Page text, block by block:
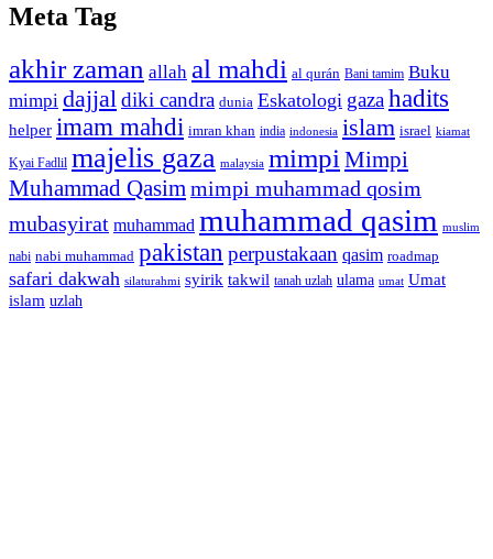
Meta Tag
akhir zaman allah al mahdi al qurán Bani tamim Buku
mimpi dajjal diki candra dunia Eskatologi gazahadits
helper imam mahdi imran khan india indonesia islam israel kiamat
Kyai Fadlil majelis gaza malaysia mimpi Mimpi
Muhammad Qasim mimpi muhammad qosim
mubasyirat muhammad muhammad qasim muslim
nabi nabi muhammad pakistan perpustakaan qasim roadmap
safari dakwah silaturahmi syirik takwil tanah uzlah ulama umat Umat
islam uzlah